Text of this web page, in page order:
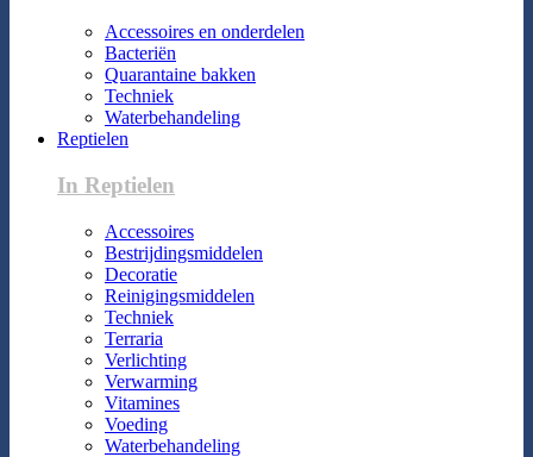
Accessoires en onderdelen
Bacteriën
Quarantaine bakken
Techniek
Waterbehandeling
Reptielen
In Reptielen
Accessoires
Bestrijdingsmiddelen
Decoratie
Reinigingsmiddelen
Techniek
Terraria
Verlichting
Verwarming
Vitamines
Voeding
Waterbehandeling